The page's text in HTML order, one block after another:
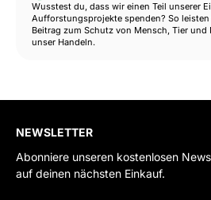
Wusstest du, dass wir einen Teil unserer
Aufforstungsprojekte spenden? So
Beitrag zum Schutz von Mensch, Tier
unser Handeln.
NEWSLETTER
Abonniere unseren kostenlosen
auf deinen nächsten Einkauf.